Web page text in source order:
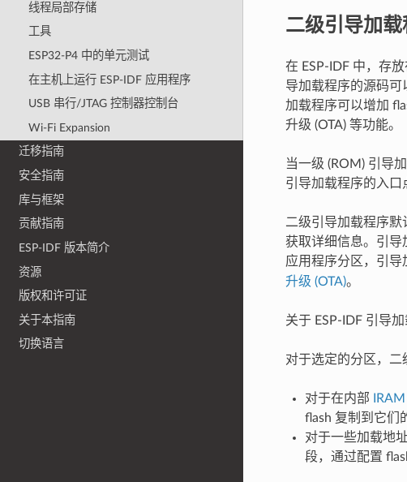
线程局部存储
工具
ESP32-P4 中的单元测试
在主机上运行 ESP-IDF 应用程序
USB 串行/JTAG 控制器控制台
Wi-Fi Expansion
迁移指南
安全指南
库与框架
贡献指南
ESP-IDF 版本简介
资源
版权和许可证
关于本指南
切换语言
二级引导加
在 ESP-IDF 中，存
导加载程序的源码可
加载程序可以增加
升级 (OTA) 等功能。
当一级 (ROM) 引导
引导加载程序的入口
二级引导加载程序默
获取详细信息。引导
应用程序分区，引导
升级 (OTA)。
关于 ESP-IDF 引导
对于选定的分区，二
对于在内部
flash 复制到它们
对于一些加载地
段，通过配置